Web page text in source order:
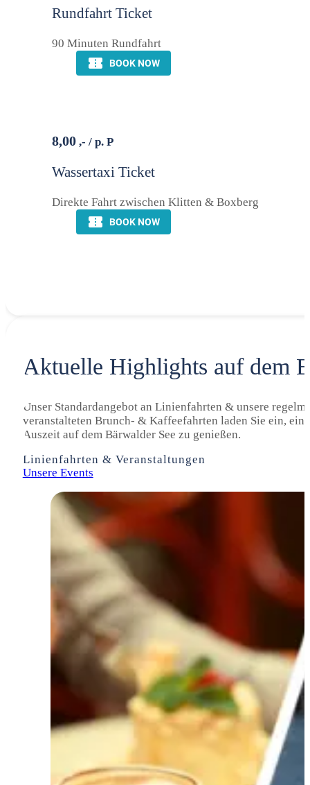
Rundfahrt Ticket
90 Minuten Rundfahrt
Wassertaxi Ticket
Direkte Fahrt zwischen Klitten & Boxberg
8,00
Aktuelle Highlights auf dem
Unser Standardangebot an Linienfahrten & unsere
veranstalteten Brunch- & Kaffeefahrten laden Sie ein,
Auszeit auf dem Bärwalder See zu genießen.
Linienfahrten & Veranstaltungen
Unsere Events